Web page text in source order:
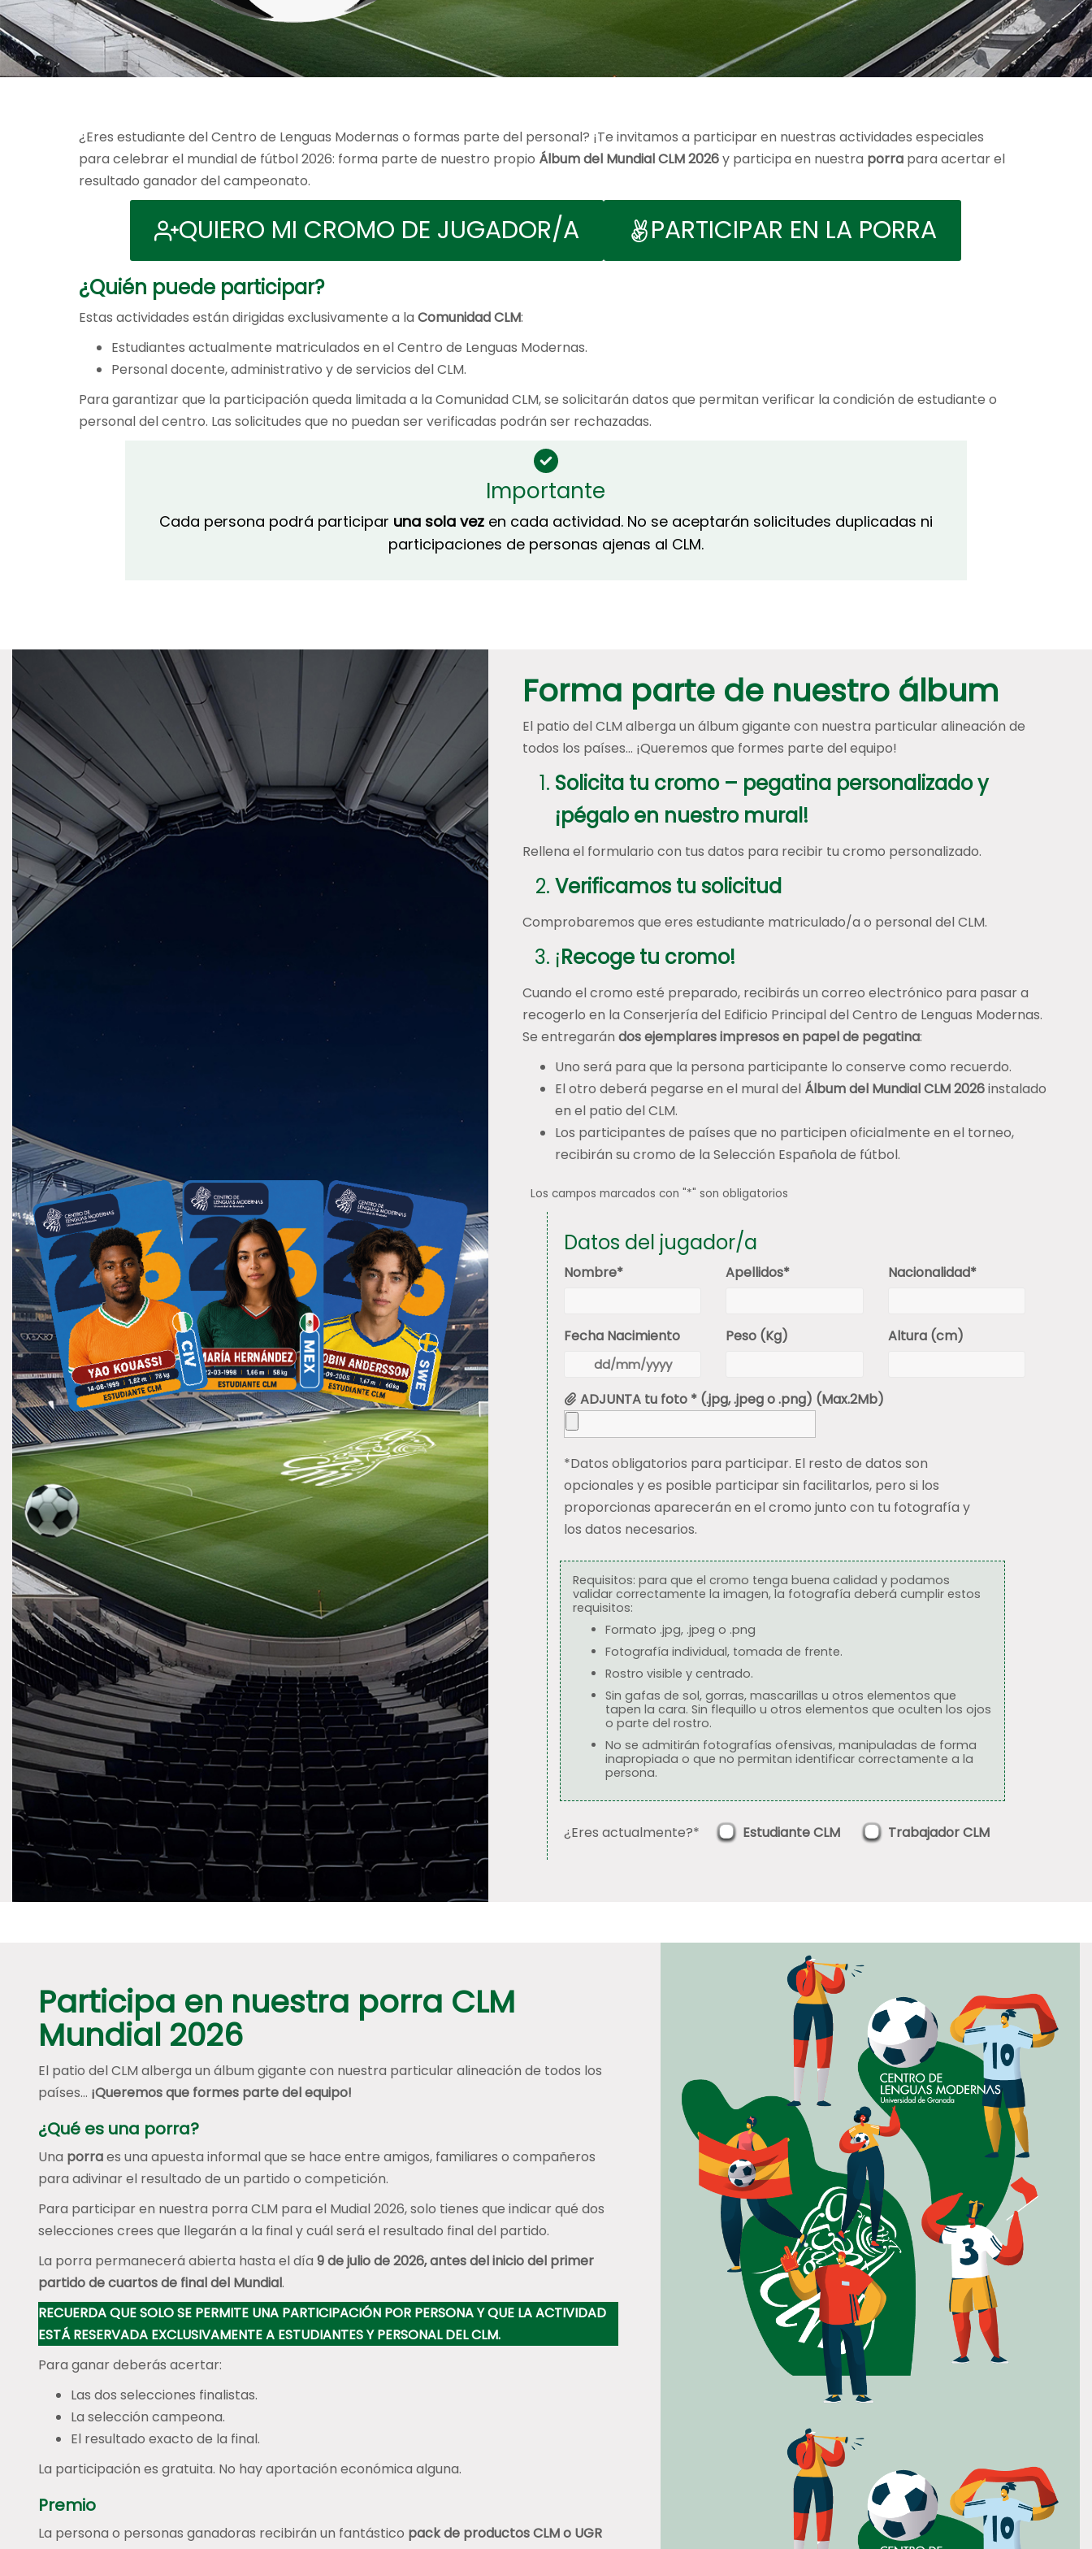
¿Eres estudiante del Centro de Lenguas Modernas o formas parte del personal? ¡Te invitamos a participar en nuestras actividades especiales
para celebrar el mundial de fútbol 2026: forma parte de nuestro propio Álbum del Mundial CLM 2026y participa en nuestra porra para acertar el
resultado ganador del campeonato.
QUIERO MI CROMO DE JUGADOR/A PARTICIPAR EN LA PORRA
¿Quién puede participar?
Estas actividades están dirigidas exclusivamente a la Comunidad CLM:
Estudiantes actualmente matriculados en el Centro de Lenguas Modernas.
Personal docente, administrativo y de servicios del CLM.
Para garantizar que la participación queda limitada a la Comunidad CLM, se solicitarán datos que permitan verificar la condición de estudiante o
personal del centro. Las solicitudes que no puedan ser verificadas podrán ser rechazadas.
Importante
Cada persona podrá participar una sola vezen cada actividad. No se aceptarán solicitudes duplicadas ni
participaciones de personas ajenas al CLM.
Forma parte de nuestro álbum
El patio del CLM alberga un álbum gigante con nuestra particular alineación de
todos los países… ¡Queremos que formes parte del equipo!
Solicita tu cromo – pegatina personalizado y
¡pégalo en nuestro mural!
Rellena el formulario con tus datos para recibir tu cromo personalizado.
Verificamos tu solicitud
Comprobaremos que eres estudiante matriculado/a o personal del CLM.
¡Recoge tu cromo!
Cuando el cromo esté preparado, recibirás un correo electrónico para pasar a
recogerlo en la Conserjería del Edificio Principal del Centro de Lenguas Modernas.
Se entregarándos ejemplares impresos en papel de pegatina:
Uno será para que la persona participante lo conserve como recuerdo.
El otro deberá pegarse en el mural del Álbum del Mundial CLM 2026instalado
en el patio del CLM.
Los participantes de países que no participen oficialmente en el torneo,
recibirán su cromo de la Selección Española de fútbol.
Los campos marcados con "*" son obligatorios
Datos del jugador/a
Nombre* Apellidos* Nacionalidad*
Fecha Nacimiento Peso (Kg) Altura (cm)
ADJUNTA tu foto * (.jpg, .jpeg o .png) (Max.2Mb)
*Datos obligatorios para participar. El resto de datos son
opcionales y es posible participar sin facilitarlos, pero si los
proporcionas aparecerán en el cromo junto con tu fotografía y
los datos necesarios.
Requisitos: para que el cromo tenga buena calidad y podamos
validar correctamente la imagen, la fotografía deberá cumplir estos
requisitos:
Formato .jpg, .jpeg o .png
Fotografía individual, tomada de frente.
Rostro visible y centrado.
Sin gafas de sol, gorras, mascarillas u otros elementos que
tapen la cara. Sin flequillo u otros elementos que oculten los ojos
o parte del rostro.
No se admitirán fotografías ofensivas, manipuladas de forma
inapropiada o que no permitan identificar correctamente a la
persona.
¿Eres actualmente?* Estudiante CLM Trabajador CLM
Participa en nuestra porra CLM
Mundial 2026
El patio del CLM alberga un álbum gigante con nuestra particular alineación de todos los
países… ¡Queremos que formes parte del equipo!
¿Qué es una porra?
Una porraes una apuesta informal que se hace entre amigos, familiares o compañeros
para adivinar el resultado de un partido o competición.
Para participar en nuestra porra CLM para el Mudial 2026, solo tienes que indicar qué dos
selecciones crees que llegarán a la final y cuál será el resultado final del partido.
La porra permanecerá abierta hasta el día 9 de julio de 2026, antes del inicio del primer
partido de cuartos de final del Mundial.
RECUERDA QUE SOLO SE PERMITE UNA PARTICIPACIÓN POR PERSONA Y QUE LA ACTIVIDAD
ESTÁ RESERVADA EXCLUSIVAMENTE A ESTUDIANTES Y PERSONAL DEL CLM.
Para ganar deberás acertar:
Las dos selecciones finalistas.
La selección campeona.
El resultado exacto de la final.
La participación es gratuita. No hay aportación económica alguna.
Premio
La persona o personas ganadoras recibirán un fantástico pack de productos CLM o UGR